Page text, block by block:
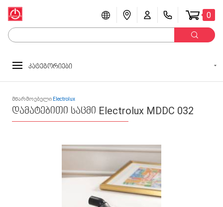
0
კატეგორიები
მწარმოებელი Electrolux
დამატებითი საცმი Electrolux MDDC 032